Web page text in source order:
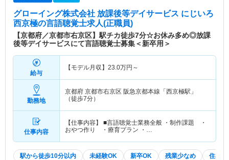
グローイング株式会社 放課後等デイサービス にじいろ
西京極の言語聴覚士求人(正職員)
【京都府／京都市右京区】駅チカ徒歩7分☆お休み多め◎放課
後等デイサービスにて言語聴覚士募集＜新卒用＞
給与
【モデル月収】 23.0万円～
勤務地
京都府 京都市右京区 阪急京都本線「西京極駅」
（徒歩7分）
仕事内容
【仕事内容】 ■言語聴覚士業務全般 ・制作課題 ・
おやつ作り ・療育プラン ・…
駅から徒歩10分以内 未経験OK 新卒OK 残業少なめ 住宅手